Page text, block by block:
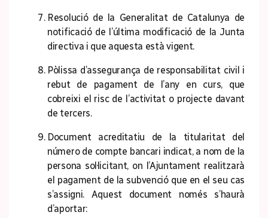
Resolució de la Generalitat de Catalunya de
notificació de l’última modificació de la Junta
directiva i que aquesta està vigent.
Pòlissa d’assegurança de responsabilitat civil i
rebut de pagament de l’any en curs, que
cobreixi el risc de l’activitat o projecte davant
de tercers.
Document acreditatiu de la titularitat del
número de compte bancari indicat, a nom de la
persona sol·licitant, on l’Ajuntament realitzarà
el pagament de la subvenció que en el seu cas
s’assigni. Aquest document només s’haurà
d’aportar: